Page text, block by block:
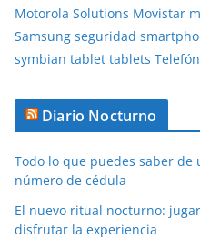
Motorola Solutions Movistar
Samsung seguridad
symbian tablet tablets
Diario Nocturno
Todo lo que puedes saber de
número de cédula
El nuevo ritual nocturno:
disfrutar la experiencia